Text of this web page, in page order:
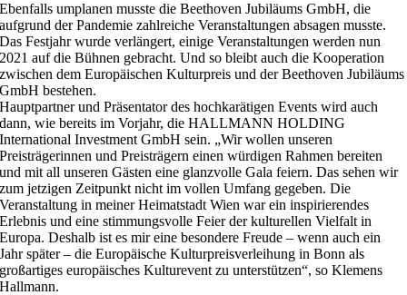
Ebenfalls umplanen musste die Beethoven Jubiläums GmbH, die
aufgrund der Pandemie zahlreiche Veranstaltungen absagen musste.
Das Festjahr wurde verlängert, einige Veranstaltungen werden nun
2021 auf die Bühnen gebracht. Und so bleibt auch die Kooperation
zwischen dem Europäischen Kulturpreis und der Beethoven Jubiläums
GmbH bestehen.
Hauptpartner und Präsentator des hochkarätigen Events wird auch
dann, wie bereits im Vorjahr, die HALLMANN HOLDING
International Investment GmbH sein. „Wir wollen unseren
Preisträgerinnen und Preisträgern einen würdigen Rahmen bereiten
und mit all unseren Gästen eine glanzvolle Gala feiern. Das sehen wir
zum jetzigen Zeitpunkt nicht im vollen Umfang gegeben. Die
Veranstaltung in meiner Heimatstadt Wien war ein inspirierendes
Erlebnis und eine stimmungsvolle Feier der kulturellen Vielfalt in
Europa. Deshalb ist es mir eine besondere Freude – wenn auch ein
Jahr später – die Europäische Kulturpreisverleihung in Bonn als
großartiges europäisches Kulturevent zu unterstützen“, so Klemens
Hallmann.